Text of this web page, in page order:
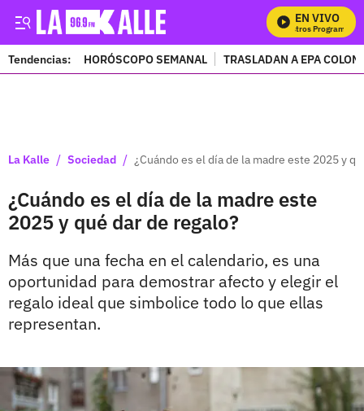
EN VIVO
Tendencias: HORÓSCOPO SEMANAL TRASLADAN A EPA
La Kalle / Sociedad / ¿Cuándo es el día de la madre este 2025 y
¿Cuándo es el día de la madre este
2025 y qué dar de regalo?
Más que una fecha en el calendario, es una
oportunidad para demostrar afecto y elegir el
regalo ideal que simbolice todo lo que ellas
representan.